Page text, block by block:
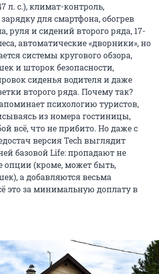
л. с.), климат-контроль,
для смартфона, обогрев
руля и сидений второго ряда, 17-
автоматические «дворники», но
системы кругового обзора,
и шторок безопасности,
сиденья водителя и даже
второго ряда. Почему так?
психологию туристов,
из номера гостиницы,
всё, что не прибито. Но даже с
версия Tech выглядит
базовой Life: пропадают не
(кроме, может быть,
а добавляются весьма
это за минимальную доплату в